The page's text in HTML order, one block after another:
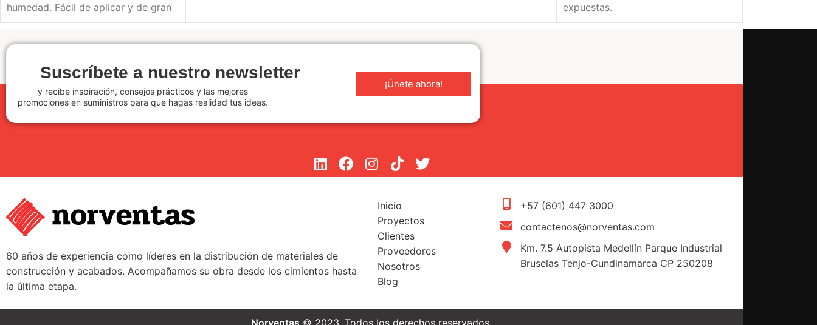
humedad. Fácil de aplicar y de gran
rendimiento, evita filtraciones por
superficie.
expuestas.
Suscríbete a nuestro newsletter
y recibe inspiración, consejos prácticos y las mejores
promociones en suministros para que hagas realidad tus ideas.
¡Únete ahora!
60 años de experiencia como líderes en la distribución de materiales de
construcción y acabados. Acompañamos su obra desde los cimientos hasta
la última etapa.
Inicio
Proyectos
Clientes
Proveedores
Nosotros
Blog
+57 (601) 447 3000
contactenos@norventas.com
Km. 7.5 Autopista Medellín Parque Industrial
Bruselas Tenjo-Cundinamarca CP 250208
Norventas © 2023. Todos los derechos reservados.